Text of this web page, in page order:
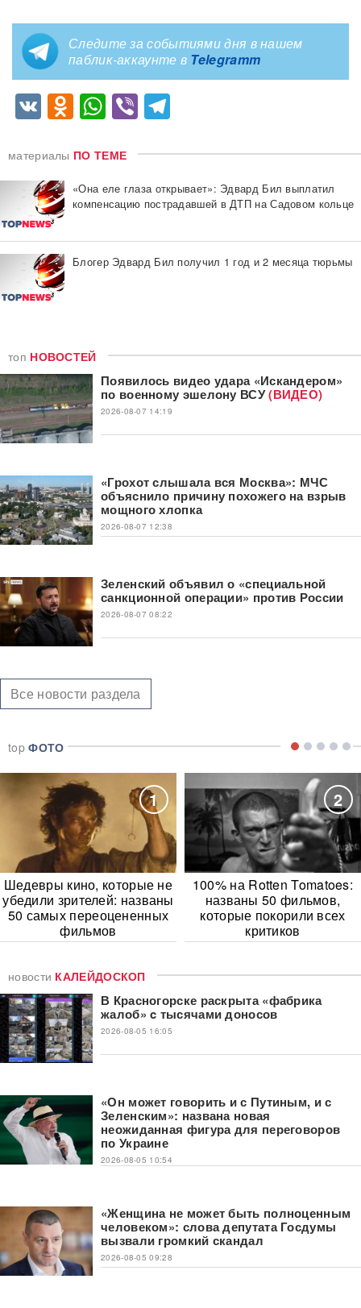
Следите за событиями дня в нашем
паблик-аккаунте в Telegramm
VKOdnoklassniki
WhatsApp
Viber
материалы ПО ТЕМЕ
«Она еле глаза открывает»: Эдвард Бил выплатил
компенсацию пострадавшей в ДТП на Садовом кольце
Блогер Эдвард Бил получил 1 год и 2 месяца тюрьмы
топ НОВОСТЕЙ
Появилось видео удара «Искандером»
по военному эшелону ВСУ(ВИДЕО)
2026-08-07 14:19
«Грохот слышала вся Москва»: МЧС
объяснило причину похожего на взрыв
мощного хлопка
2026-08-07 12:38
Зеленский объявил о «специальной
санкционной операции» против России
2026-08-07 08:22
Все новости раздела
topФОТО
1
Шедевры кино, которые не
убедили зрителей: названы
50 самых переоцененных
фильмов
2
100% на Rotten Tomatoes:
названы 50 фильмов,
которые покорили всех
критиков
новости КАЛЕЙДОСКОП
В Красногорске раскрыта «фабрика
жалоб» c тысячами доносов
2026-08-05 16:05
«Он может говорить и с Путиным, и с
Зеленским»: названа новая
неожиданная фигура для переговоров
по Украине
2026-08-05 10:54
«Женщина не может быть полноценным
человеком»: слова депутата Госдумы
вызвали громкий скандал
2026-08-05 09:28